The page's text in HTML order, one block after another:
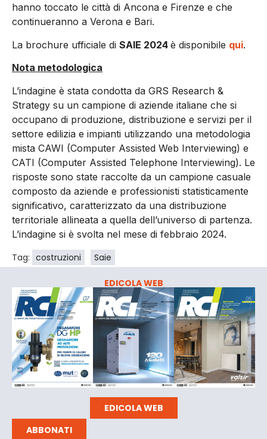
hanno toccato le città di Ancona e Firenze e che
continueranno a Verona e Bari.
La brochure ufficiale di SAIE 2024 è disponibile qui.
Nota metodologica
L’indagine è stata condotta da GRS Research &
Strategy su un campione di aziende italiane che si
occupano di produzione, distribuzione e servizi per il
settore edilizia e impianti utilizzando una metodologia
mista CAWI (Computer Assisted Web Interviewing) e
CATI (Computer Assisted Telephone Interviewing). Le
risposte sono state raccolte da un campione casuale
composto da aziende e professionisti statisticamente
significativo, caratterizzato da una distribuzione
territoriale allineata a quella dell’universo di partenza.
L’indagine si è svolta nel mese di febbraio 2024.
Tag: costruzioni Saie
EDICOLA WEB
EDICOLA WEB
ABBONATI